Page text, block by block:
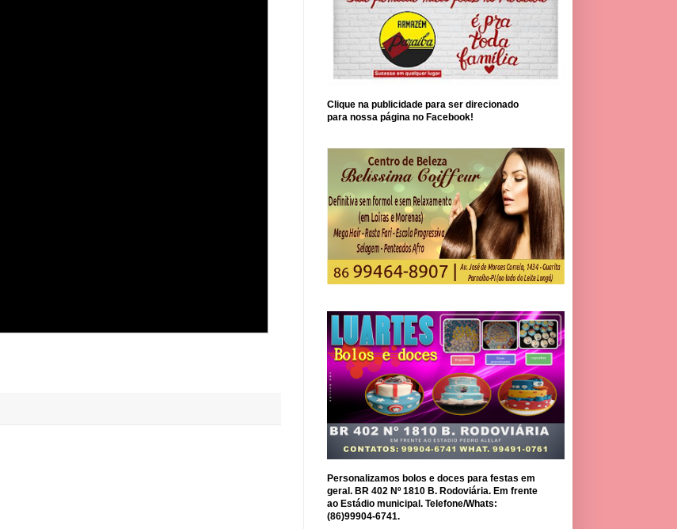
Clique na publicidade para ser direcionado
para nossa página no Facebook!
Personalizamos bolos e doces para festas em
geral. BR 402 Nº 1810 B. Rodoviária. Em frente
ao Estádio municipal. Telefone/Whats:
(86)99904-6741.